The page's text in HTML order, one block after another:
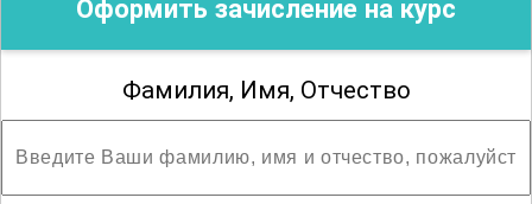
пройдёте итоговую аттестацию очно на
базе нашего учебного центра.
Оформить зачисление на курс
Фамилия, Имя, Отчество